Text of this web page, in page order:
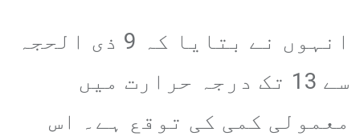
انہوں نے بتایا کہ 9 ذی الحجہ
سے 13 تک درجہ حرارت میں
معمولی کمی کی توقع ہے۔ اس